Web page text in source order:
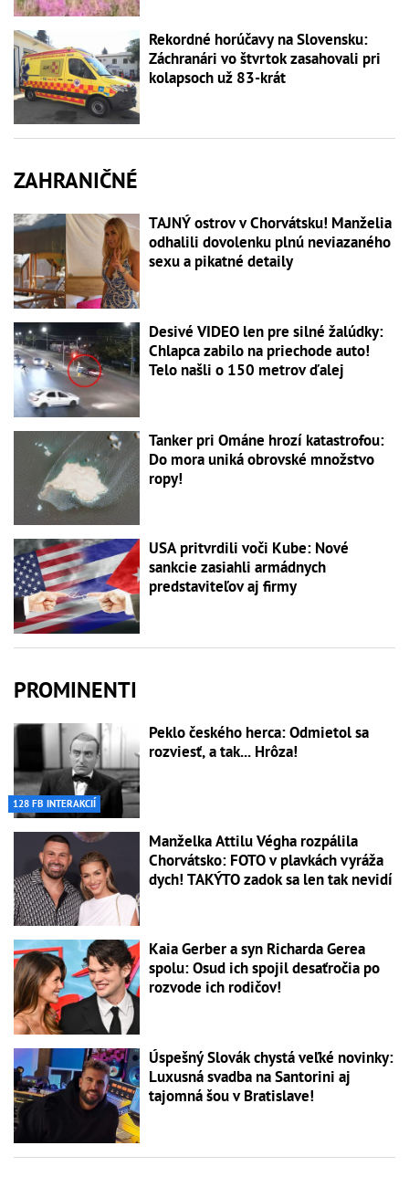
Rekordné horúčavy na Slovensku:
Záchranári vo štvrtok zasahovali pri
kolapsoch už 83-krát
ZAHRANIČNÉ
TAJNÝ ostrov v Chorvátsku! Manželia
odhalili dovolenku plnú neviazaného
sexu a pikatné detaily
Desivé VIDEO len pre silné žalúdky:
Chlapca zabilo na priechode auto!
Telo našli o 150 metrov ďalej
Tanker pri Ománe hrozí katastrofou:
Do mora uniká obrovské množstvo
ropy!
USA pritvrdili voči Kube: Nové
sankcie zasiahli armádnych
predstaviteľov aj firmy
PROMINENTI
128 FB INTERAKCIÍ
Peklo českého herca: Odmietol sa
rozviesť, a tak... Hrôza!
Manželka Attilu Végha rozpálila
Chorvátsko: FOTO v plavkách vyráža
dych! TAKÝTO zadok sa len tak nevidí
Kaia Gerber a syn Richarda Gerea
spolu: Osud ich spojil desaťročia po
rozvode ich rodičov!
Úspešný Slovák chystá veľké novinky:
Luxusná svadba na Santorini aj
tajomná šou v Bratislave!